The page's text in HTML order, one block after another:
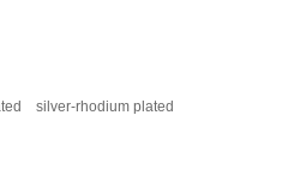
silver-rhodium plated